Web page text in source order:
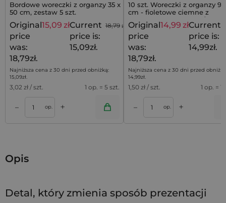
Bordowe woreczki z organzy 35 x
50 cm, zestaw 5 szt.
18,79 zł
Original
price
was:
18,79zł.
15,09 złCurrent
price is:
15,09zł.
Najniższa cena z 30 dni przed obniżką:
15,09zł.
3,02 zł / szt. 1 op. = 5 szt.
– op. +
10 szt. Woreczki z organzy 9
cm - fioletowe ciemne z
nadrukiem (lawenda) / 2
Original
price
was:
18,79zł.
14,99 złCurrent
price is:
14,99zł.
Najniższa cena z 30 dni przed
14,99zł.
1,50 zł / szt. 1 op. =
– op. +
Dodaj do koszyka
Opis
Detal, który zmienia sposób prezentacji